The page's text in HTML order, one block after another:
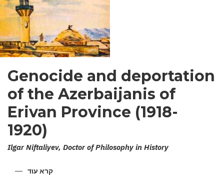
Genocide and deportation
of the Azerbaijanis of
Erivan Province (1918-
1920)
Ilgar Niftaliyev, Doctor of Philosophy in History
קרא עודעל